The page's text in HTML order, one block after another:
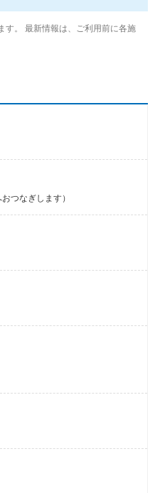
。 最新情報は、ご利用前に各施
つなぎします）